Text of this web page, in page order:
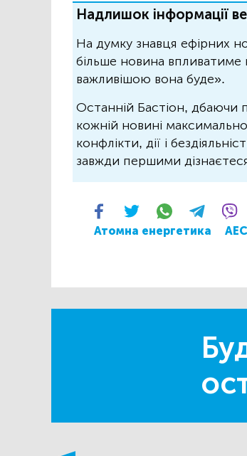
Надлишок інформації
На думку знавця ефірних
більше новина впливатиме
важливішою вона буде».
Останній Бастіон, дбаючи
кожній новині
конфлікти, дії і
завжди першими
Атомна енергетика АЕС